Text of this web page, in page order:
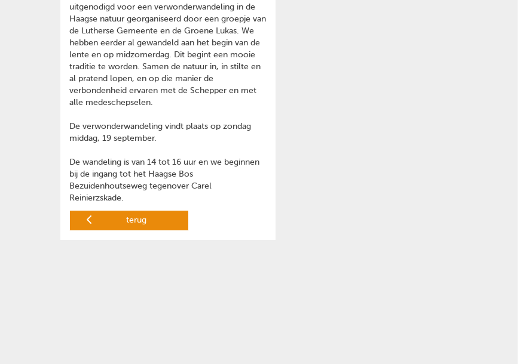
uitgenodigd voor een verwonderwandeling in de
Haagse natuur georganiseerd door een groepje van
de Lutherse Gemeente en de Groene Lukas. We
hebben eerder al gewandeld aan het begin van de
lente en op midzomerdag. Dit begint een mooie
traditie te worden. Samen de natuur in, in stilte en
al pratend lopen, en op die manier de
verbondenheid ervaren met de Schepper en met
alle medeschepselen.
De verwonderwandeling vindt plaats op zondag
middag, 19 september.
De wandeling is van 14 tot 16 uur en we beginnen
bij de ingang tot het Haagse Bos
Bezuidenhoutseweg tegenover Carel
Reinierzskade.
terug